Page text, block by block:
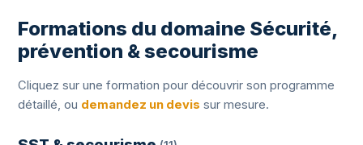
Formations du domaine Sécurité,
prévention & secourisme
Cliquez sur une formation pour découvrir son programme
détaillé, ou demandez un devis sur mesure.